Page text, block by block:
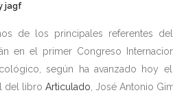
jagf
de los principales referentes
en el primer Congreso
según ha avanzado hoy
del libro Articulado , José Antonio